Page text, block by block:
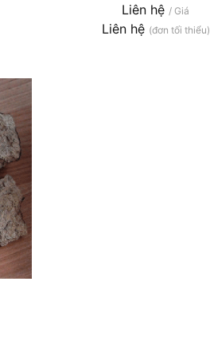
Liên hệ / Giá
Liên hệ (đơn tối thiểu)